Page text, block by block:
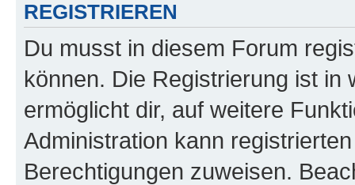
REGISTRIEREN
Du musst in diesem Forum
können. Die Registrierung ist in
ermöglicht dir, auf weitere
Administration kann
Berechtigungen zuweisen.